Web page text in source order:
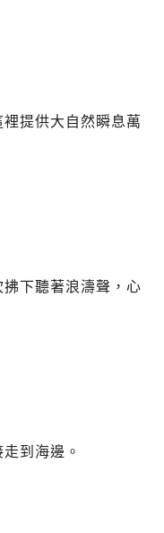
裡提供大自然瞬息萬
下聽著浪濤聲，心
到海邊。